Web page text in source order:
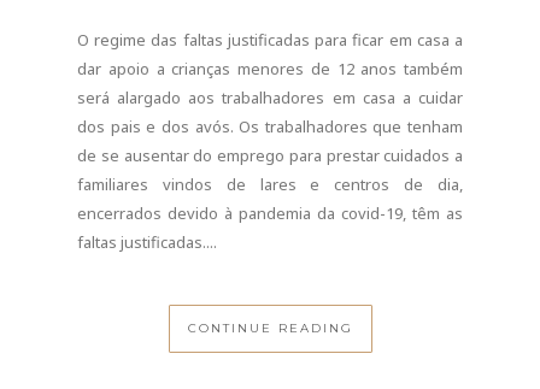
O regime das faltas justificadas para ficar em casa a
dar apoio a crianças menores de 12 anos também
será alargado aos trabalhadores em casa a cuidar
dos pais e dos avós. Os trabalhadores que tenham
de se ausentar do emprego para prestar cuidados a
familiares vindos de lares e centros de dia,
encerrados devido à pandemia da covid-19, têm as
faltas justificadas....
CONTINUE READING